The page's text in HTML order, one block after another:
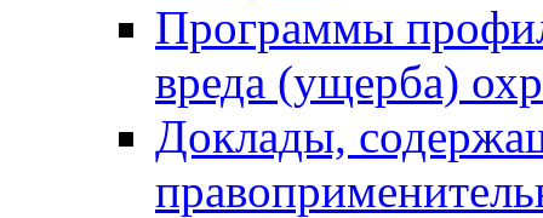
Программы
вреда (ущерба)
Доклады,